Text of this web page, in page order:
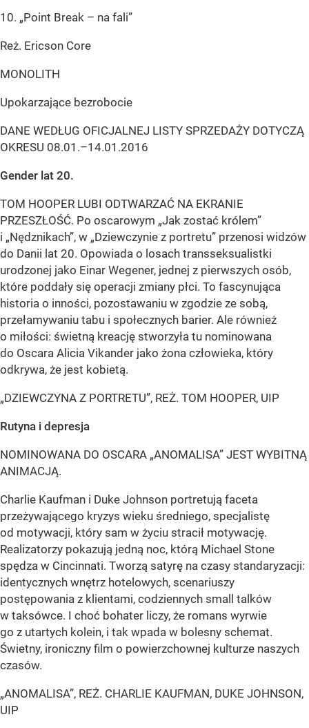
10. „Point Break – na fali”
Reż. Ericson Core
MONOLITH
Upokarzające bezrobocie
DANE WEDŁUG OFICJALNEJ LISTY SPRZEDAŻY DOTYCZĄ
OKRESU 08.01.–14.01.2016
Gender lat 20.
TOM HOOPER LUBI ODTWARZAĆ NA EKRANIE
PRZESZŁOŚĆ. Po oscarowym „Jak zostać królem”
i „Nędznikach”, w „Dziewczynie z portretu” przenosi widzów
do Danii lat 20. Opowiada o losach transseksualistki
urodzonej jako Einar Wegener, jednej z pierwszych osób,
które poddały się operacji zmiany płci. To fascynująca
historia o inności, pozostawaniu w zgodzie ze sobą,
przełamywaniu tabu i społecznych barier. Ale również
o miłości: świetną kreację stworzyła tu nominowana
do Oscara Alicia Vikander jako żona człowieka, który
odkrywa, że jest kobietą.
„DZIEWCZYNA Z PORTRETU”, REŻ. TOM HOOPER, UIP
Rutyna i depresja
NOMINOWANA DO OSCARA „ANOMALISA” JEST WYBITNĄ
ANIMACJĄ.
Charlie Kaufman i Duke Johnson portretują faceta
przeżywającego kryzys wieku średniego, specjalistę
od motywacji, który sam w życiu stracił motywację.
Realizatorzy pokazują jedną noc, którą Michael Stone
spędza w Cincinnati. Tworzą satyrę na czasy standaryzacji:
identycznych wnętrz hotelowych, scenariuszy
postępowania z klientami, codziennych small talków
w taksówce. I choć bohater liczy, że romans wyrwie
go z utartych kolein, i tak wpada w bolesny schemat.
Świetny, ironiczny film o powierzchownej kulturze naszych
czasów.
„ANOMALISA”, REŻ. CHARLIE KAUFMAN, DUKE JOHNSON,
UIP